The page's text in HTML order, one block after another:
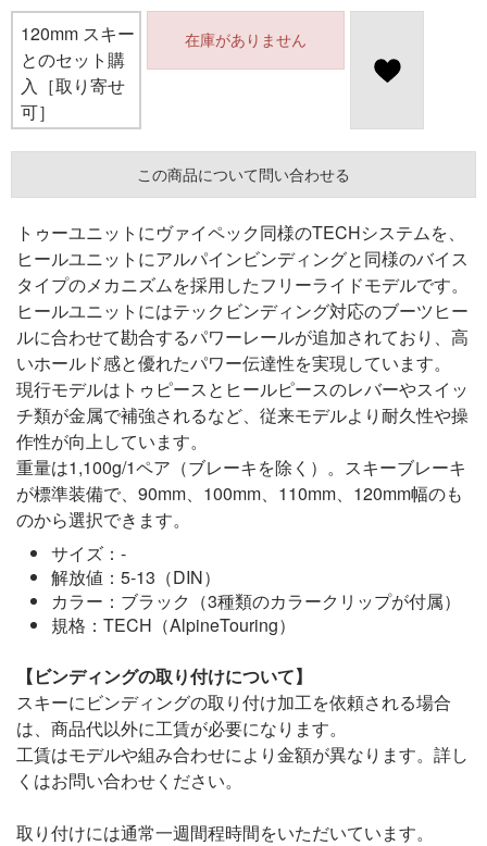
120mm スキー
とのセット購
入［取り寄せ
可］
在庫がありません
この商品について問い合わせる
トゥーユニットにヴァイペック同様のTECHシステムを、
ヒールユニットにアルパインビンディングと同様のバイス
タイプのメカニズムを採用したフリーライドモデルです。
ヒールユニットにはテックビンディング対応のブーツヒー
ルに合わせて勘合するパワーレールが追加されており、高
いホールド感と優れたパワー伝達性を実現しています。
現行モデルはトゥピースとヒールピースのレバーやスイッ
チ類が金属で補強されるなど、従来モデルより耐久性や操
作性が向上しています。
重量は1,100g/1ペア（ブレーキを除く）。スキーブレーキ
が標準装備で、90mm、100mm、110mm、120mm幅のも
のから選択できます。
サイズ：-
解放値：5-13（DIN）
カラー：ブラック（3種類のカラークリップが付属）
規格：TECH（AlpineTouring）
【ビンディングの取り付けについて】
スキーにビンディングの取り付け加工を依頼される場合
は、商品代以外に工賃が必要になります。
工賃はモデルや組み合わせにより金額が異なります。詳し
くはお問い合わせください。
取り付けには通常一週間程時間をいただいています。